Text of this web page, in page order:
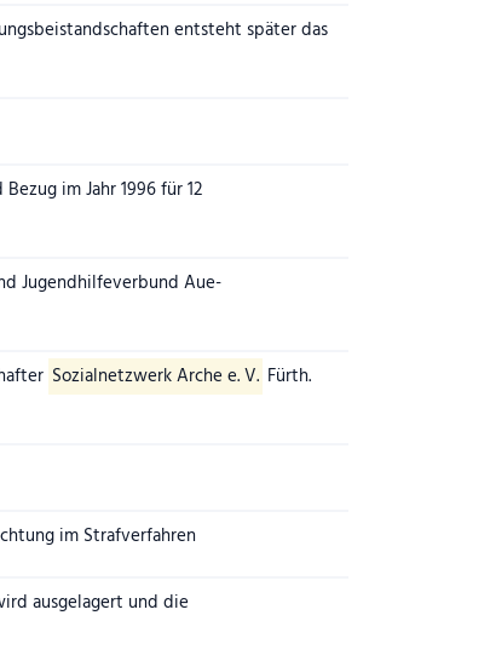
entsteht später das
im Jahr 1996 für 12
Jugendhilfeverbund Aue-
Sozialnetzwerk Arche e. V. Fürth.
im Strafverfahren
ausgelagert und die